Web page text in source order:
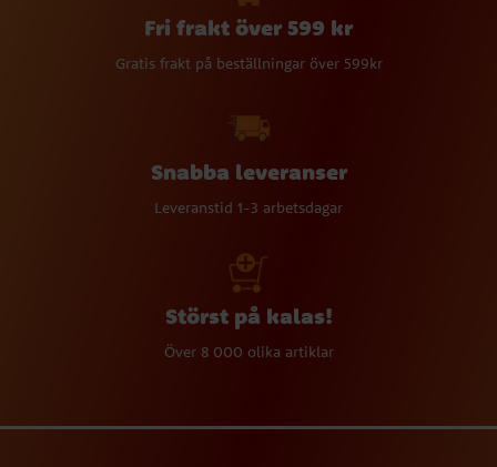
Fri frakt över 599 kr
Gratis frakt på beställningar över 599kr
Snabba leveranser
Leveranstid 1-3 arbetsdagar
Störst på kalas!
Över 8 000 olika artiklar